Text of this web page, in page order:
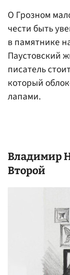
О Грозном
чести быть
в памятнике
Паустовский
писатель
который
лапами.
Владимир
Второй